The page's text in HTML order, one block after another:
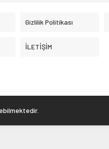
Gizlilik Politikası
İLETİŞİM